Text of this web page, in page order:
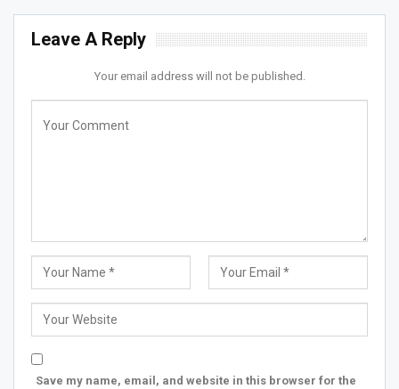
Leave A Reply
Your email address will not be published.
Save my name, email, and website in this browser for the